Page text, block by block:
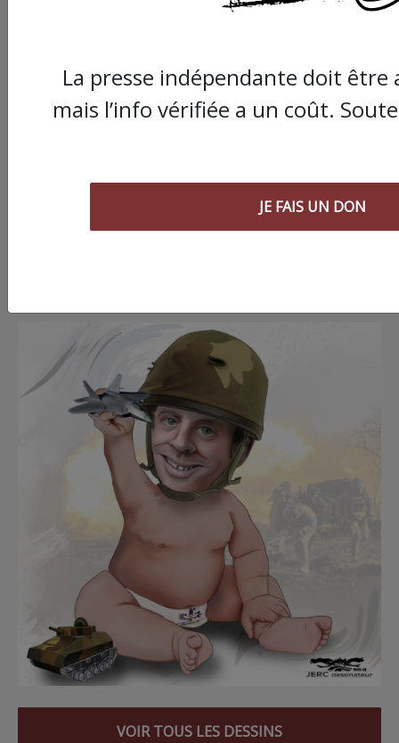
sais plus quoi écrire
PROPOSER UN ARTICLE
VOIR TOUS LES DESSINS
La presse indépendante doit être
mais l’info vérifiée a un coût.
JE FAIS UN DON